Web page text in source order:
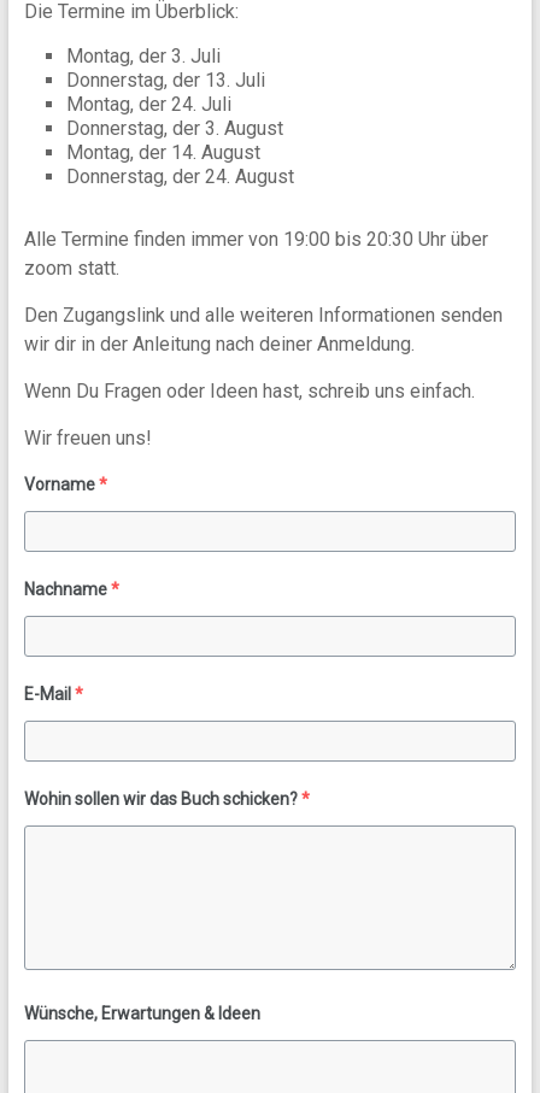
Die Termine im Überblick:
Montag, der 3. Juli
Donnerstag, der 13. Juli
Montag, der 24. Juli
Donnerstag, der 3. August
Montag, der 14. August
Donnerstag, der 24. August
Alle Termine finden immer von 19:00 bis 20:30 Uhr über
zoom statt.
Den Zugangslink und alle weiteren Informationen senden
wir dir in der Anleitung nach deiner Anmeldung.
Wenn Du Fragen oder Ideen hast, schreib uns einfach.
Wir freuen uns!
Vorname *
Nachname *
E-Mail *
Wohin sollen wir das Buch schicken? *
Wünsche, Erwartungen & Ideen